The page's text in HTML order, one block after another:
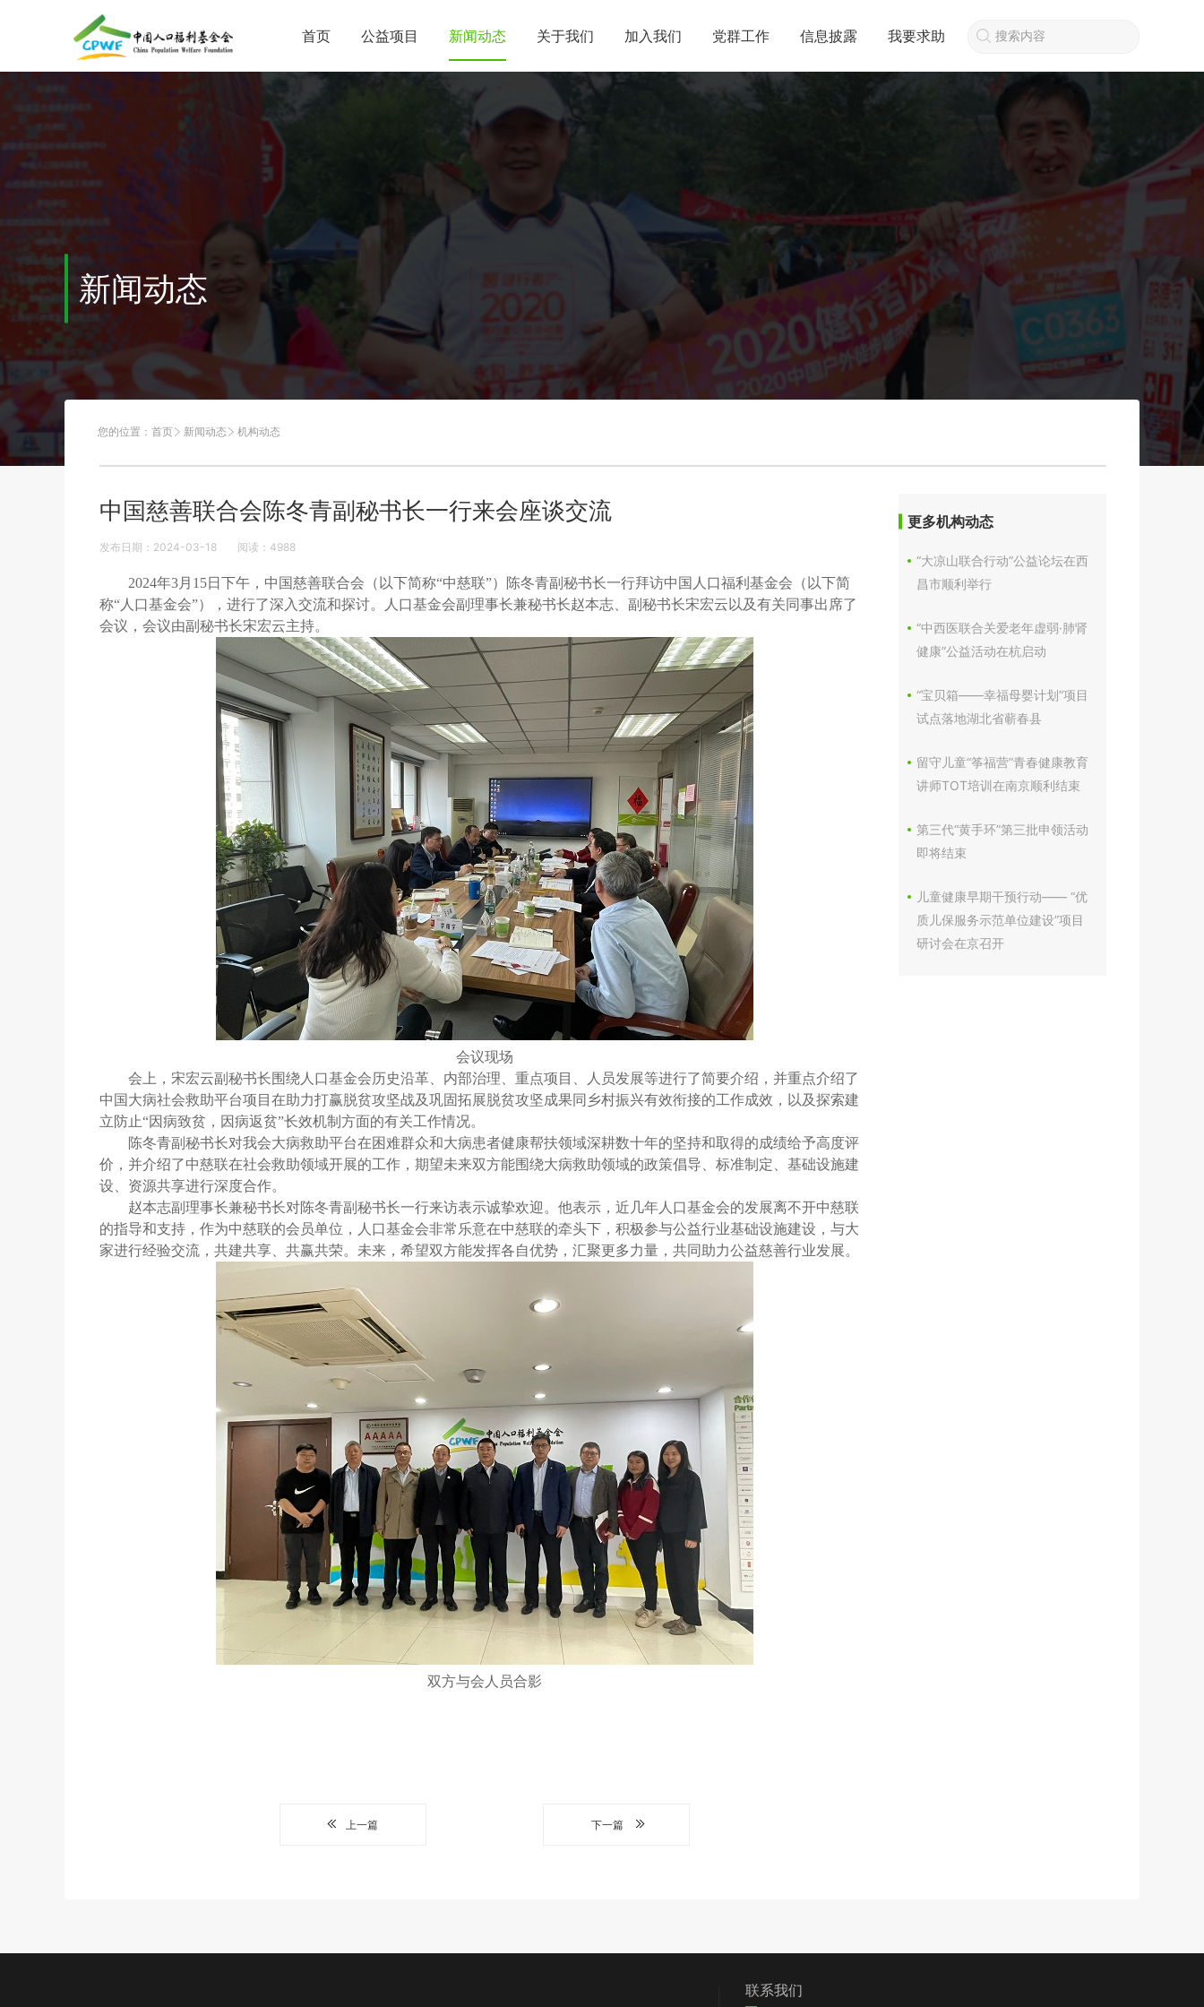
首页 公益项目 新闻动态 关于我们 加入我们 党群工作 信息披露 我要求助
新闻动态
您的位置： 首页 新闻动态 机构动态
中国慈善联合会陈冬青副秘书长一行来会座谈交流
发布日期：2024-03-18 阅读： 4988
2024年3月15日下午，中国慈善联合会（以下简称“中慈联”）陈冬青副秘书长一行拜访中国人口福利基金会（以下简
称“人口基金会”），进行了深入交流和探讨。人口基金会副理事长兼秘书长赵本志、副秘书长宋宏云以及有关同事出席了
会议，会议由副秘书长宋宏云主持。
会议现场
会上，宋宏云副秘书长围绕人口基金会历史沿革、内部治理、重点项目、人员发展等进行了简要介绍，并重点介绍了
中国大病社会救助平台项目在助力打赢脱贫攻坚战及巩固拓展脱贫攻坚成果同乡村振兴有效衔接的工作成效，以及探索建
立防止“因病致贫，因病返贫”长效机制方面的有关工作情况。
陈冬青副秘书长对我会大病救助平台在困难群众和大病患者健康帮扶领域深耕数十年的坚持和取得的成绩给予高度评
价，并介绍了中慈联在社会救助领域开展的工作，期望未来双方能围绕大病救助领域的政策倡导、标准制定、基础设施建
设、资源共享进行深度合作。
赵本志副理事长兼秘书长对陈冬青副秘书长一行来访表示诚挚欢迎。他表示，近几年人口基金会的发展离不开中慈联
的指导和支持，作为中慈联的会员单位，人口基金会非常乐意在中慈联的牵头下，积极参与公益行业基础设施建设，与大
家进行经验交流，共建共享、共赢共荣。未来，希望双方能发挥各自优势，汇聚更多力量，共同助力公益慈善行业发展。
双方与会人员合影
更多机构动态
“大凉山联合行动”公益论坛在西
昌市顺利举行
“中西医联合关爱老年虚弱·肺肾
健康”公益活动在杭启动
“宝贝箱——幸福母婴计划”项目
试点落地湖北省蕲春县
留守儿童“筝福营”青春健康教育
讲师TOT培训在南京顺利结束
第三代“黄手环”第三批申领活动
即将结束
儿童健康早期干预行动—— “优
质儿保服务示范单位建设”项目
研讨会在京召开
上一篇 下一篇
联系我们